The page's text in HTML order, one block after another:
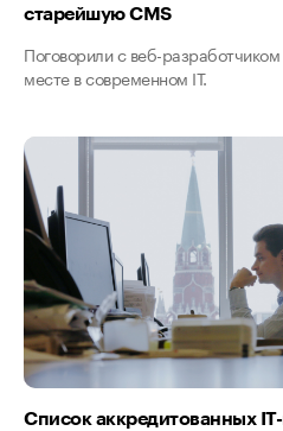
старейшую CMS
Поговорили с веб-
месте в современном IT.
Список аккредитованных